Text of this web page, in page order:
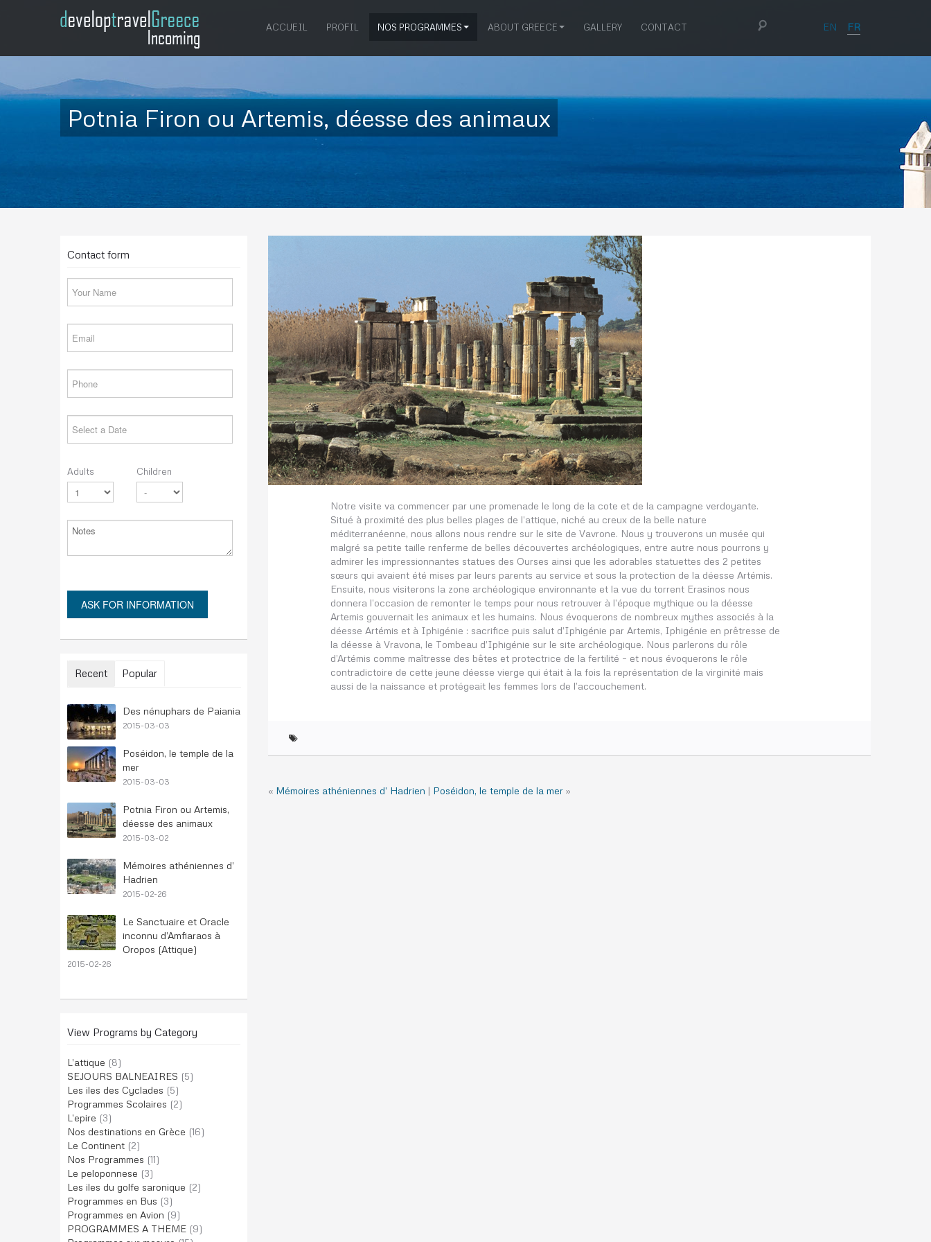
EN FR
ACCUEIL PROFIL NOS PROGRAMMES ABOUT GREECE GALLERY CONTACT
Potnia Firon ou Artemis, déesse des animaux
Contact form
Adults Children
ASK FOR INFORMATION
Recent Popular
Des nénuphars de Paiania
2015-03-03
Poséidon, le temple de la
mer
2015-03-03
Potnia Firon ou Artemis,
déesse des animaux
2015-03-02
Mémoires athéniennes d’
Hadrien
2015-02-26
Le Sanctuaire et Oracle
inconnu d’Amfiaraos à
Oropos (Attique)
2015-02-26
View Programs by Category
L’attique (8)
SEJOURS BALNEAIRES (5)
Les iles des Cyclades (5)
Programmes Scolaires (2)
L’epire (3)
Nos destinations en Grèce (16)
Le Continent (2)
Nos Programmes (11)
Le peloponnese (3)
Les iles du golfe saronique (2)
Programmes en Bus (3)
Programmes en Avion (9)
PROGRAMMES A THEME (9)
Notre visite va commencer par une promenade le long de la cote et de la campagne verdoyante.
Situé à proximité des plus belles plages de l’attique, niché au creux de la belle nature
méditerranéenne, nous allons nous rendre sur le site de Vavrone. Nous y trouverons un musée qui
malgré sa petite taille renferme de belles découvertes archéologiques, entre autre nous pourrons y
admirer les impressionnantes statues des Ourses ainsi que les adorables statuettes des 2 petites
sœurs qui avaient été mises par leurs parents au service et sous la protection de la déesse Artémis.
Ensuite, nous visiterons la zone archéologique environnante et la vue du torrent Erasinos nous
donnera l’occasion de remonter le temps pour nous retrouver à l’époque mythique ou la déesse
Artemis gouvernait les animaux et les humains. Nous évoquerons de nombreux mythes associés à la
déesse Artémis et à Iphigénie : sacrifice puis salut d’Iphigénie par Artemis, Iphigénie en prêtresse de
la déesse à Vravona, le Tombeau d’Iphigénie sur le site archéologique. Nous parlerons du rôle
d’Artémis comme maîtresse des bêtes et protectrice de la fertilité – et nous évoquerons le rôle
contradictoire de cette jeune déesse vierge qui était à la fois la représentation de la virginité mais
aussi de la naissance et protégeait les femmes lors de l’accouchement.
« Mémoires athéniennes d’ Hadrien | Poséidon, le temple de la mer »